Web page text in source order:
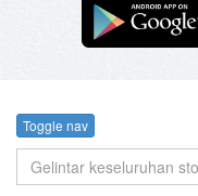
Toggle nav